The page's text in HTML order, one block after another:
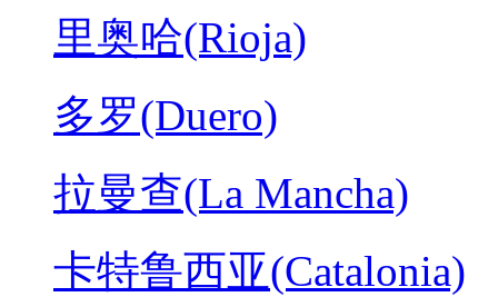
里奥哈(Rioja)
多罗(Duero)
拉曼查(La Mancha)
卡特鲁西亚(Catalonia)